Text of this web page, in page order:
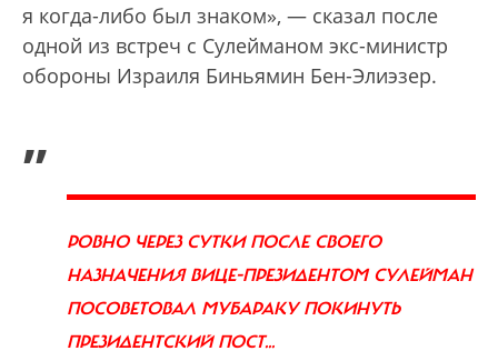
я когда-либо был знаком», — сказал после
одной из встреч с Сулейманом экс-министр
обороны Израиля Биньямин Бен-Элиэзер.
„
РОВНО ЧЕРЕЗ СУТКИ ПОСЛЕ СВОЕГО
НАЗНАЧЕНИЯ ВИЦЕ-ПРЕЗИДЕНТОМ СУЛЕЙМАН
ПОСОВЕТОВАЛ МУБАРАКУ ПОКИНУТЬ
ПРЕЗИДЕНТСКИЙ ПОСТ...